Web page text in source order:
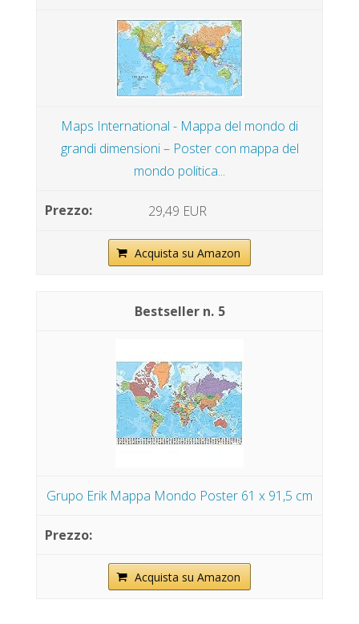
Maps International - Mappa del mondo di
grandi dimensioni – Poster con mappa del
mondo politica...
29,49 EUR
Acquista su Amazon
5
Grupo Erik Mappa Mondo Poster 61 x 91,5 cm
Acquista su Amazon